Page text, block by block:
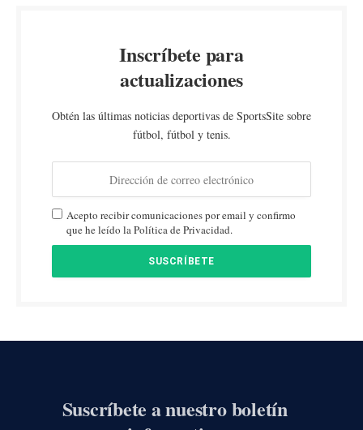
Inscríbete para
actualizaciones
Obtén las últimas noticias deportivas de SportsSite sobre
fútbol, fútbol y tenis.
Acepto recibir comunicaciones por email y confirmo
que he leído la Política de Privacidad.
Suscríbete a nuestro boletín